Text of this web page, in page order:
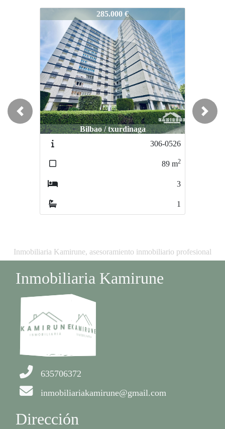
Bilbao / txurdinaga
365.000 €
Bilbao / Uribarri
315-0626
95m
Previous Next
Inmobiliaria Kamirune, asesoramiento inmobiliario profesional
Inmobiliaria Kamirune
635706372
inmobiliariakamirune@gmail.com
Dirección